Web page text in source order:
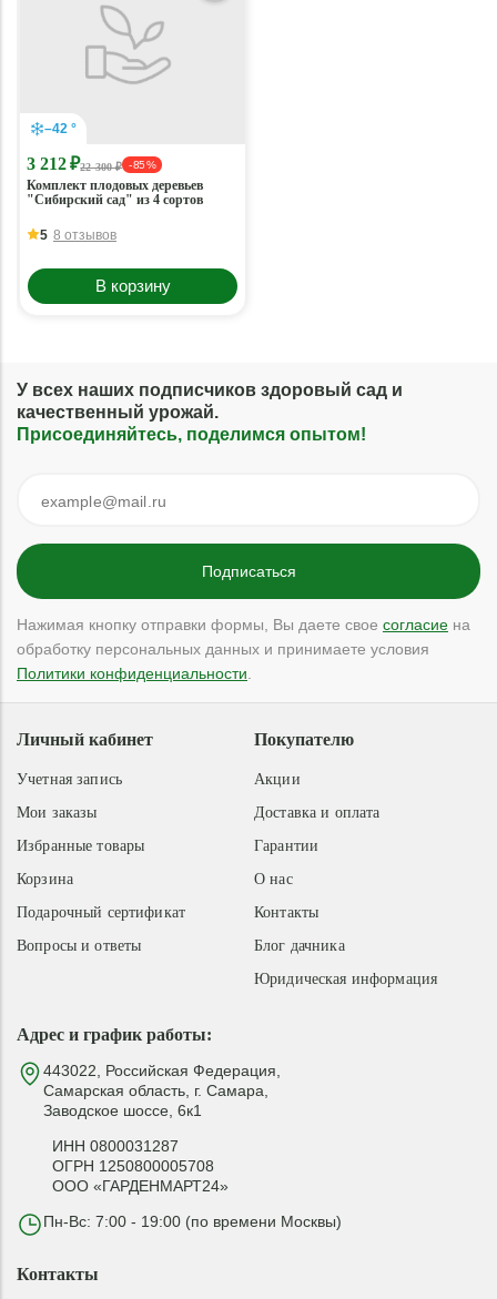
–42 °
3 212 ₽22 300 ₽ - 85 %
Комплект плодовых деревьев
"Сибирский сад" из 4 сортов
5 8 отзывов
В корзину
У всех наших подписчиков здоровый сад и
качественный урожай.
Присоединяйтесь, поделимся опытом!
Нажимая кнопку отправки формы, Вы даете свое согласие на
обработку персональных данных и принимаете условия
Политики конфиденциальности
Адрес и график работы:
443022, Российская Федерация,
Самарская область, г. Самара,
Заводское шоссе, 6к1
ИНН 0800031287
ОГРН 1250800005708
ООО «ГАРДЕНМАРТ24»
Пн-Вс: 7:00 - 19:00 (по времени Москвы)
Покупателю
Акции
Доставка и оплата
Гарантии
О нас
Контакты
Блог дачника
Юридическая информация
Личный кабинет
Учетная запись
Мои заказы
Избранные товары
Корзина
Подарочный сертификат
Вопросы и ответы
Контакты